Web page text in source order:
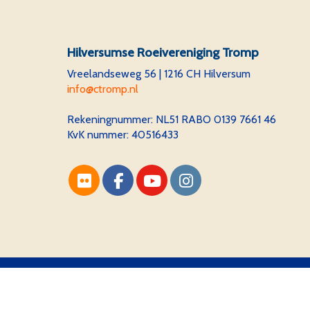
Hilversumse Roeivereniging Tromp
Vreelandseweg 56 | 1216 CH Hilversum
ofni@ctromp.nl
Rekeningnummer: NL51 RABO 0139 7661 46
KvK nummer: 40516433